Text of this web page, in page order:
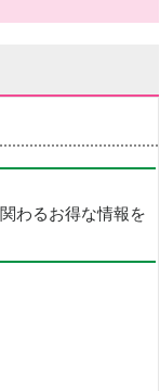
わるお得な情報を